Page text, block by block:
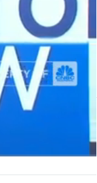
terjadi membuat
APBN dan di
Chief Economist
dalam Squawk